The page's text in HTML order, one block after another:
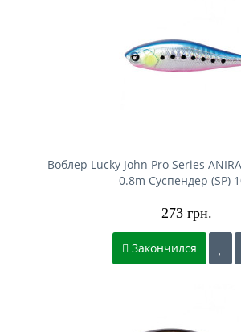
Воблер Lucky John Pro Series
0.8m Cуспендер (SP)
273 грн.
Закончился